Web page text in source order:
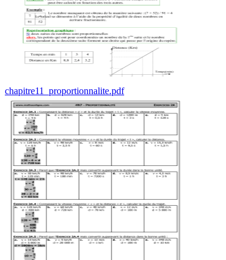
chapitre11_proportionnalite.pdf